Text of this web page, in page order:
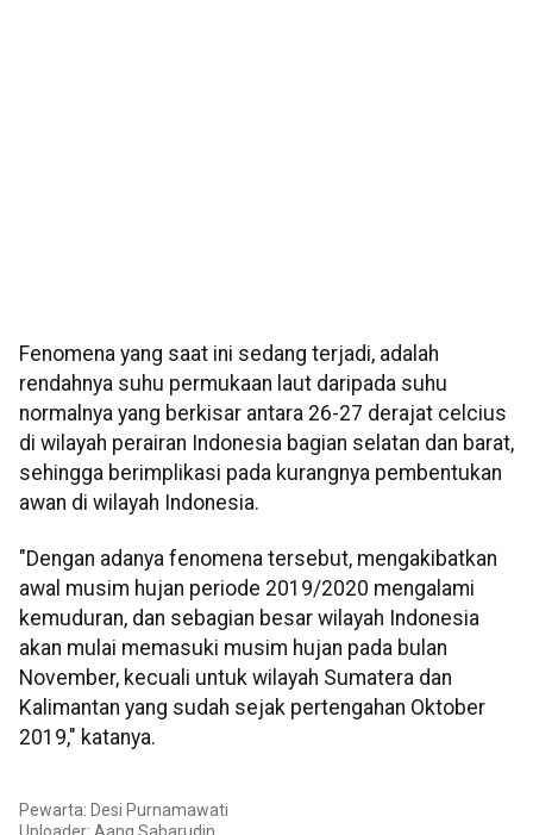
Fenomena yang saat ini sedang terjadi, adalah
rendahnya suhu permukaan laut daripada suhu
normalnya yang berkisar antara 26-27 derajat celcius
di wilayah perairan Indonesia bagian selatan dan barat,
sehingga berimplikasi pada kurangnya pembentukan
awan di wilayah Indonesia.
"Dengan adanya fenomena tersebut, mengakibatkan
awal musim hujan periode 2019/2020 mengalami
kemuduran, dan sebagian besar wilayah Indonesia
akan mulai memasuki musim hujan pada bulan
November, kecuali untuk wilayah Sumatera dan
Kalimantan yang sudah sejak pertengahan Oktober
2019," katanya.
Pewarta: Desi Purnamawati